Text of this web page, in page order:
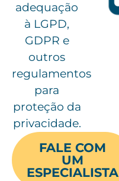
adequação
à LGPD,
GDPR e
outros
regulamentos
para
proteção da
privacidade.
FALE COM
UM
ESPECIALISTA